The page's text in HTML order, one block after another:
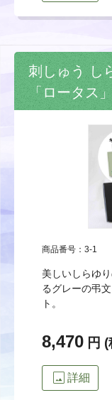
刺しゅう し
「ロータス」
商品番号：3-1
美しいしらゆ
るグレーの弔
ト。
8,470 円
image 詳細